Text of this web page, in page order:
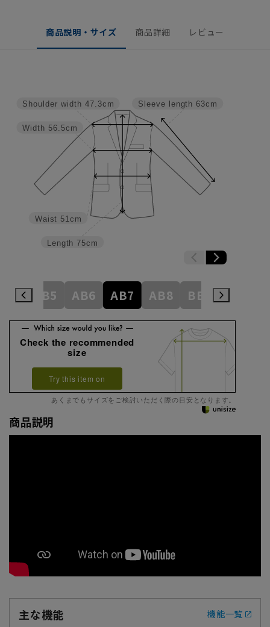
商品説明・サイズ 商品詳細 レビュー
Sleeve length 63cm
Length 75cm
Waist 51cm
Width 56.5cm
Shoulder width 47.3cm
AB5 AB6 AB7 AB8 BE3 BE4
Check the recommended
size
Try this item on
あくまでもサイズをご検討いただく際の目安となります。
商品説明
主な機能 機能一覧